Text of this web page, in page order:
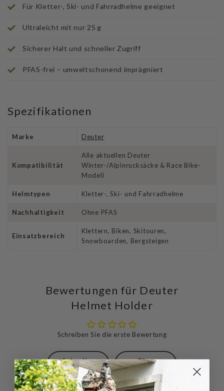
Für Kletter-, Ski- und Fahrradhelme geeignet
Ultraleicht mit nur 25 g
Sicherer Halt und schneller Zugriff
PFAS-frei – umweltschonend imprägniert
Spezifikationen
Marke Deuter
Kompatibilität
Alle aktuellen Deuter
Winter-/Alpinrucksäcke & Race Bike-
Modell
Helmtypen Kletter-, Ski- und Fahrradhelme
Nachhaltigkeit Ohne PFAS
Einsatzbereich
Klettern, Biken, Skitouren,
Snowboarden, Bergsteigen
Bewertungen für Deuter
Helmet Holder
Schreiben Sie die erste Bewertung
Schreibe
eine
Bewertung
Eine
Frage
stellen